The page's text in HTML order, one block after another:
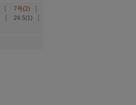
7号(2)
24.5(1)